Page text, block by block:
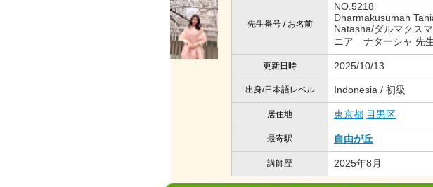
先生番号 / お名前
NO.5218
Dharmakusumah
Natasha/ダルマクス
ニア ナターシャ 先
更新日時 2025/10/13
出身/日本語レベル Indonesia / 初級
居住地 東京都 目黒区
最寄駅 自由が丘
講師歴 2025年8月